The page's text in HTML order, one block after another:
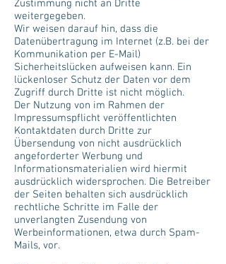
Zustimmung nicht an Dritte
weitergegeben.
Wir weisen darauf hin, dass die
Datenübertragung im Internet (z.B. bei der
Kommunikation per E-Mail)
Sicherheitslücken aufweisen kann. Ein
lückenloser Schutz der Daten vor dem
Zugriff durch Dritte ist nicht möglich.
Der Nutzung von im Rahmen der
Impressumspflicht veröffentlichten
Kontaktdaten durch Dritte zur
Übersendung von nicht ausdrücklich
angeforderter Werbung und
Informationsmaterialien wird hiermit
ausdrücklich widersprochen. Die Betreiber
der Seiten behalten sich ausdrücklich
rechtliche Schritte im Falle der
unverlangten Zusendung von
Werbeinformationen, etwa durch Spam-
Mails, vor.